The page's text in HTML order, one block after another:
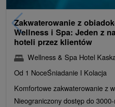
Zakwaterowanie z
Wellness i Spa: Jeden z
hoteli przez klientów
Wellness & Spa Hotel
Od 1 NoceŚniadanie I Kolacja
Komfortowe zakwaterowanie z
Nieograniczony dostęp do